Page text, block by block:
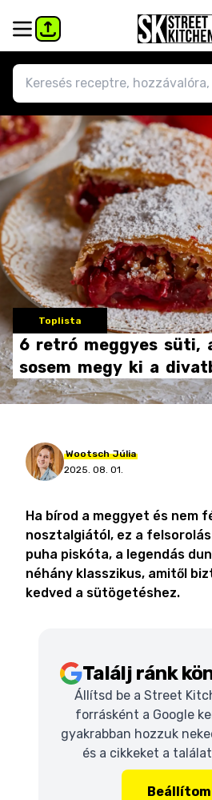
Toplista
6 retró meggyes süti,
sosem megy ki a
Wootsch Júlia
2025. 08. 01.
Ha bírod a meggyet és nem
nosztalgiától, ez a felsorolás
puha piskóta, a legendás
néhány klasszikus, amitől
kedved a sütögetéshez.
Találj ránk
Állítsd be a Street
forrásként a Google
gyakrabban hozzuk
és a cikkeket a
Beállítom